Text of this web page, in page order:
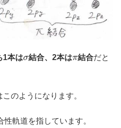
1本は 結合、2本は
π
結合だと
のようになります。
軌道を指しています。